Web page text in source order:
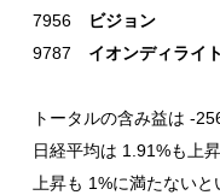
7956
ビジョン -
9787 イオンディライト
トータルの含み益は -
日経平均は 1.91%も上
上昇も 1%に満たないと